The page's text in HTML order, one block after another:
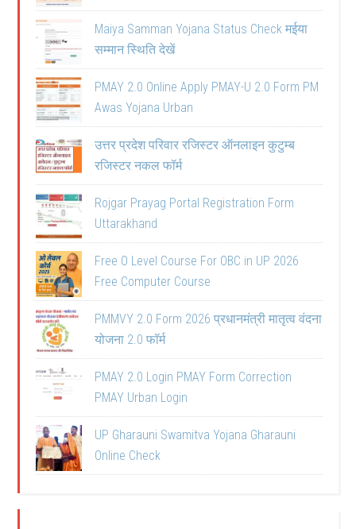
Maiya Samman Yojana Status Check मईया
सम्मान स्थिति देखें
PMAY 2.0 Online Apply PMAY-U 2.0 Form PM
Awas Yojana Urban
उत्तर प्रदेश परिवार रजिस्टर ऑनलाइन कुटुम्ब
रजिस्टर नकल फॉर्म
Rojgar Prayag Portal Registration Form
Uttarakhand
Free O Level Course For OBC in UP 2026
Free Computer Course
PMMVY 2.0 Form 2026 प्रधानमंत्री मातृत्व वंदना
योजना 2.0 फॉर्म
PMAY 2.0 Login PMAY Form Correction
PMAY Urban Login
UP Gharauni Swamitva Yojana Gharauni
Online Check